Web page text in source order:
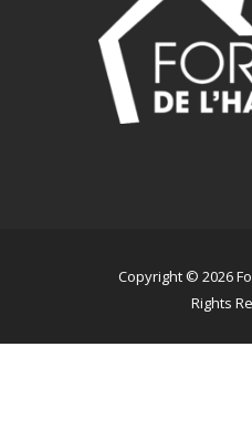
Copyright © 2026
Rights